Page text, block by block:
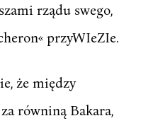
rządu swego,
przyWIeZIe.
że między
równiną Bakara,